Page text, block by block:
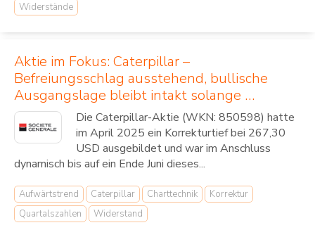
Widerstände
Aktie im Fokus: Caterpillar –
Befreiungsschlag ausstehend, bullische
Ausgangslage bleibt intakt solange …
Die Caterpillar-Aktie (WKN: 850598) hatte
im April 2025 ein Korrekturtief bei 267,30
USD ausgebildet und war im Anschluss
dynamisch bis auf ein Ende Juni dieses...
Aufwärtstrend Caterpillar Charttechnik
Korrektur
Quartalszahlen
Widerstand